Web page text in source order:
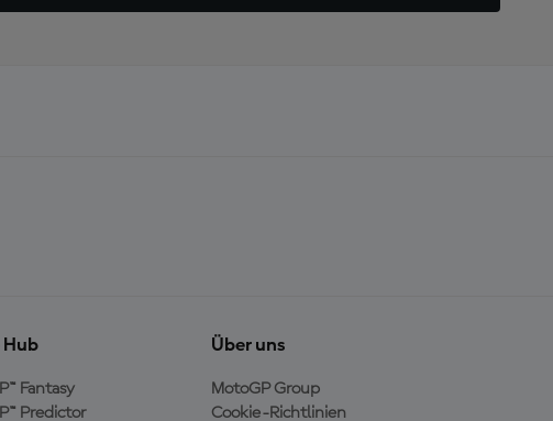
Hub
Fantasy
Predictor
Über uns
MotoGP Group
Cookie-Richtlinien